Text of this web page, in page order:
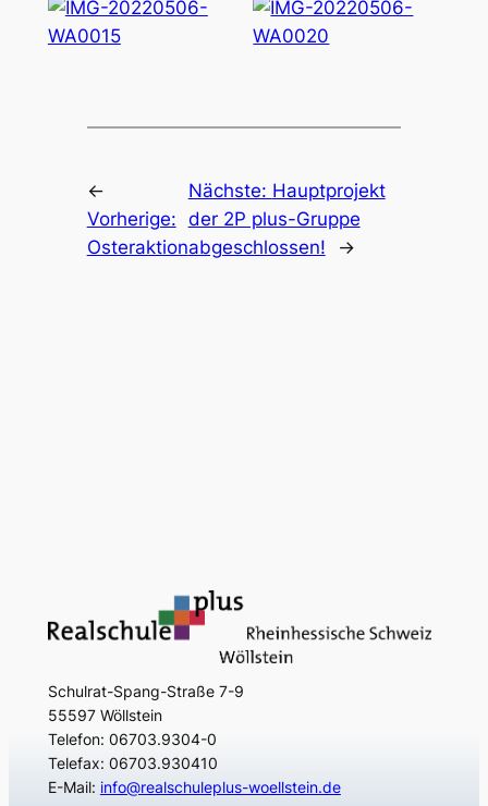
←
Vorherige:
Osteraktion
Nächste: Hauptprojekt
der 2P plus-Gruppe
abgeschlossen!
→
Schulrat-Spang-Straße 7-9
55597 Wöllstein
Telefon: 06703.9304-0
Telefax: 06703.930410
E-Mail: info@realschuleplus-woellstein.de